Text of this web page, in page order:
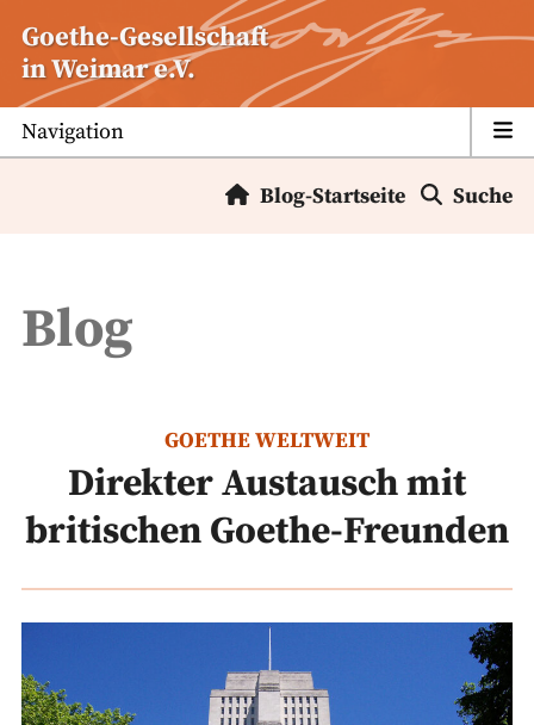
Inhalt
springen
Goethe-Gesellschaft
in Weimar e.V.
Navigation
Blog-Startseite Suche
Blog
GOETHE WELTWEIT
Direkter Austausch mit
britischen Goethe-Freunden